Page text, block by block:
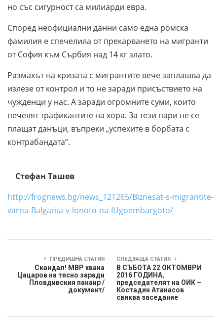
но със сигурност са милиарди евра.
Според неофициални данни само една ромска
фамилия е спечелила от прекарването на мигранти
от София към Сърбия над 14 кг злато.
Размахът на кризата с мигрантите вече заплашва да
излезе от контрол и то не заради присъствието на
чужденци у нас. А заради огромните суми, които
печелят трафикантите на хора. За тези пари не се
плащат данъци, въпреки „успехите в борбата с
контрабандата”.
Стефан Ташев
http://frognews.bg/news_121265/Biznesat-s-migrantite-
varna-Balgariia-v-lonoto-na-IUgoembargoto/
ПРЕДИШНА СТАТИЯ
Скандал! МВР хвана
Цацаров на тясно заради
Пловдивския панаир /
документ/
СЛЕДВАЩА СТАТИЯ
В СЪБОТА 22 ОКТОМВРИ
2016 ГОДИНА,
председателят на ОИК –
Костадин Атанасов
свиква заседание